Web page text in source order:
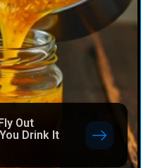
Out
Drink It